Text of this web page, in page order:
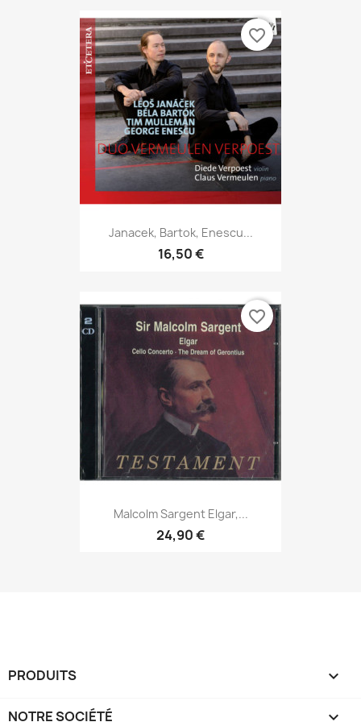
Janacek, Bartok, Enescu...
16,50 €
favorite_border
Malcolm Sargent Elgar,...
24,90 €
favorite_border
PRODUITS 
NOTRE SOCIÉTÉ 